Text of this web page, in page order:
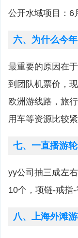
公开水域项目：6
六、为什么今
最重要的原因在
到团队机票价，
欧洲游线路，旅
用车等资源比较
七、一直播游
yy公司抽三成左
10个，项链-戒指
八、上海外滩